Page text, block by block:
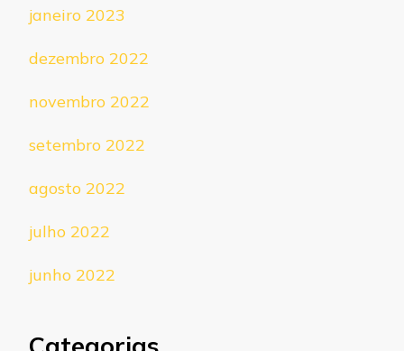
janeiro 2023
dezembro 2022
novembro 2022
setembro 2022
agosto 2022
julho 2022
junho 2022